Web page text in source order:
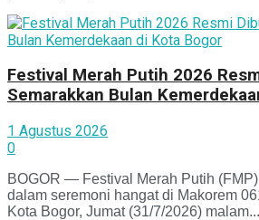
Festival Merah Putih 2026
Semarakkan Bulan
1 Agustus 2026
0
BOGOR — Festival Merah Putih
dalam seremoni hangat di Makorem
Kota Bogor, Jumat (31/7/2026)